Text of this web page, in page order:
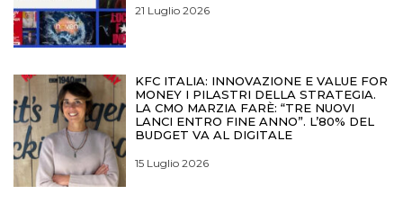
21 Luglio 2026
KFC ITALIA: INNOVAZIONE E VALUE FOR
MONEY I PILASTRI DELLA STRATEGIA.
LA CMO MARZIA FARÈ: “TRE NUOVI
LANCI ENTRO FINE ANNO”. L’80% DEL
BUDGET VA AL DIGITALE
15 Luglio 2026